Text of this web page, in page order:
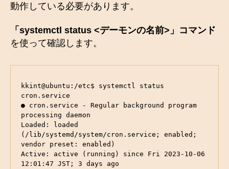
動作している必要があります。
「systemctl status <デーモンの名前>」コマンド
を使って確認します。
kkint@ubuntu:/etc$ systemctl status
cron.service
● cron.service - Regular background program
processing daemon
Loaded: loaded
(/lib/systemd/system/cron.service; enabled;
vendor preset: enabled)
Active: active (running) since Fri 2023-10-06
12:01:47 JST; 3 days ago